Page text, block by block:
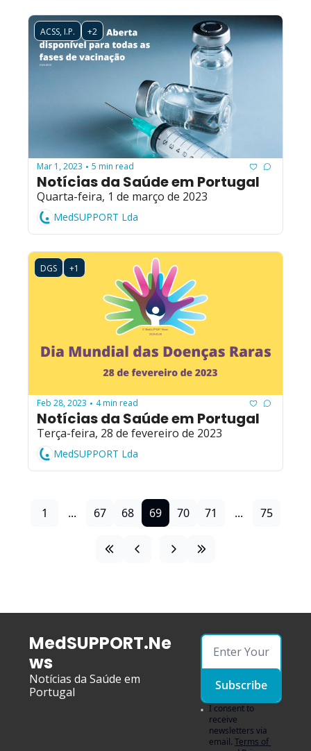
ACSS, I.P. +2
Mar 1, 2023 • 5 min read
Notícias da Saúde em Portugal
Quarta-feira, 1 de março de 2023
MedSUPPORT Lda
DGS +1
Feb 28, 2023 • 4 min read
Notícias da Saúde em Portugal
Terça-feira, 28 de fevereiro de 2023
MedSUPPORT Lda
1 ... 67 68 69 70 71 ... 75
MedSUPPORT.Ne
ws
Notícias da Saúde em
Portugal
Subscribe
I consent to
receive
newsletters via
email. Terms of